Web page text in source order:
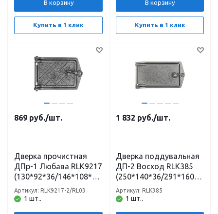
В корзину
Купить в 1 клик
В корзину
Купить в 1 клик
869 руб./шт.
Дверка прочистная
ДПр-1 Любава RLK9217
(130*92*36/146*108*75
) неокрашенная
Рубцовск
1 шт..
Артикул: RLK9217-2/RL03
1 832 руб./шт.
Дверка поддувальная
ДП-2 Восход RLK385
(250*140*36/291*160*6
7) неокрашенная
Рубцовск
1 шт..
Артикул: RLK385